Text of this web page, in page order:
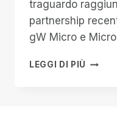
traguardo
partnership
gW Micro e
LEGGI DI PIÙ UN